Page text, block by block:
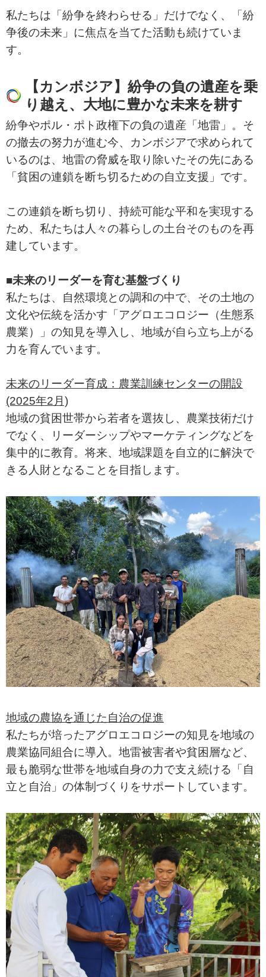
私たちは「紛争を終わらせる」だけでなく、「紛
争後の未来」に焦点を当てた活動も続けていま
す。
【カンボジア】紛争の負の遺産を乗
り越え、大地に豊かな未来を耕す
紛争やポル・ポト政権下の負の遺産「地雷」。そ
の撤去の努力が進む今、カンボジアで求められて
いるのは、地雷の脅威を取り除いたその先にある
「貧困の連鎖を断ち切るための自立支援」です。
この連鎖を断ち切り、持続可能な平和を実現する
ため、私たちは人々の暮らしの土台そのものを再
建しています。
■未来のリーダーを育む基盤づくり
私たちは、自然環境との調和の中で、その土地の
文化や伝統を活かす「アグロエコロジー（生態系
農業）」の知見を導入し、地域が自ら立ち上がる
力を育んでいます。
未来のリーダー育成：農業訓練センターの開設
(2025年2月)
地域の貧困世帯から若者を選抜し、農業技術だけ
でなく、リーダーシップやマーケティングなどを
集中的に教育。将来、地域課題を自立的に解決で
きる人財となることを目指します。
地域の農協を通じた自治の促進
私たちが培ったアグロエコロジーの知見を地域の
農業協同組合に導入。地雷被害者や貧困層など、
最も脆弱な世帯を地域自身の力で支え続ける「自
立と自治」の体制づくりをサポートしています。